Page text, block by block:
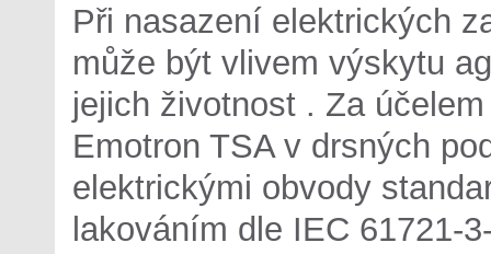
Při nasazení elektrických
může být vlivem výskytu
jejich životnost . Za
Emotron TSA v drsných
elektrickými obvody
lakováním dle IEC 61721-